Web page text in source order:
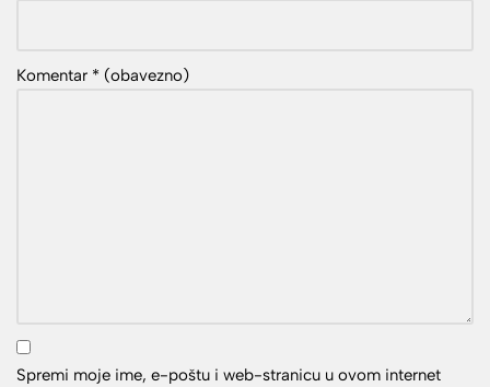
Komentar * (obavezno)
Spremi moje ime, e-poštu i web-stranicu u ovom internet